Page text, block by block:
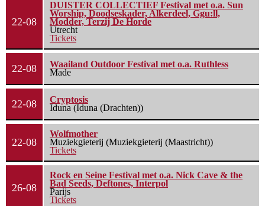
22-08
DUISTER COLLECTIEF Festival met o.a. Sun
Worship, Doodseskader, Alkerdeel, Ggu:ll,
Modder, Terzij De Horde
Utrecht
Tickets
22-08
Waailand Outdoor Festival met o.a. Ruthless
Made
22-08
Cryptosis
Iduna (Iduna (Drachten))
22-08
Wolfmother
Muziekgieterij (Muziekgieterij (Maastricht))
Tickets
26-08
Rock en Seine Festival met o.a. Nick Cave & the
Bad Seeds, Deftones, Interpol
Parijs
Tickets